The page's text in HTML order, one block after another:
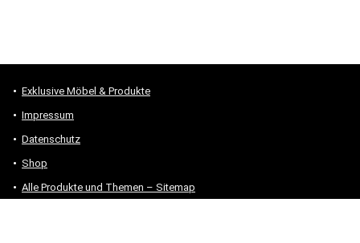
Exklusive Möbel & Produkte
Impressum
Datenschutz
Shop
Alle Produkte und Themen – Sitemap